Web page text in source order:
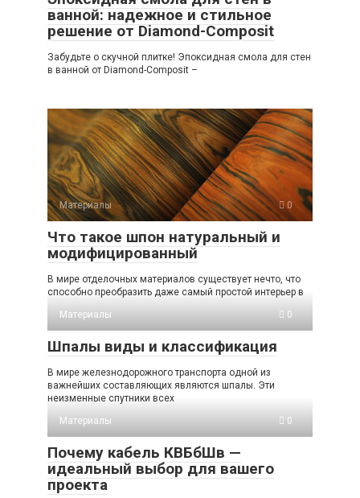
ванной: надежное и стильное
решение от Diamond-Composit
Забудьте о скучной плитке! Эпоксидная смола для стен
в ванной от Diamond-Composit –
Материалы 0
Что такое шпон натуральный и
модифицированный
В мире отделочных материалов существует нечто, что
способно преобразить даже самый простой интерьер в
Материалы
0
Шпалы виды и классификация
В мире железнодорожного транспорта одной из
важнейших составляющих являются шпалы. Эти
неизменные спутники всех
Материалы
0
Почему кабель КВБбШв —
идеальный выбор для вашего
проекта